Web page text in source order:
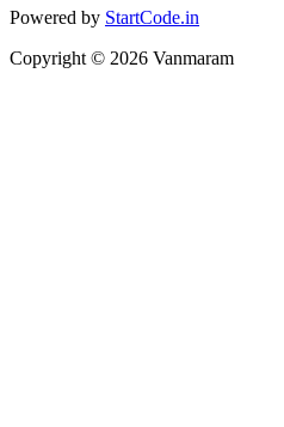
Powered by StartCode.in
Copyright © 2026 Vanmaram